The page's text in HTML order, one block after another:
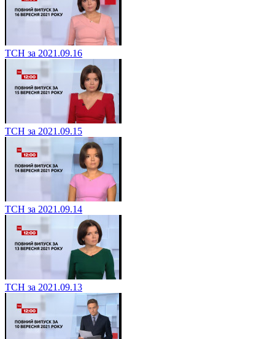
ТСН за 2021.09.16
ТСН за 2021.09.15
ТСН за 2021.09.14
ТСН за 2021.09.13